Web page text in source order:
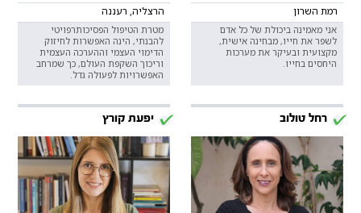
רמת השרון
אני מאמינה ביכולת של כל אדם
לשפר את חייו, מבחינה אישית,
מקצועית ובעיקר את מערכות
היחסים בחייו.
הרצליה, רעננה
מטרת הטיפול הפסיכותרפויטי
להבנתי, הינה האפשרות לחיזוק
הדימוי העצמי וההערכה העצמית
וריכוך השקפת העולם, כך שמרחב
האפשרויות לפעולה גדל.
רחל טולוב יפעת קורץ